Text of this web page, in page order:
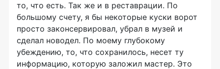
то, что есть. Так же и в реставрации. По
большому счету, я бы некоторые куски ворот
просто законсервировал, убрал в музей и
сделал новодел. По моему глубокому
убеждению, то, что сохранилось, несет ту
информацию, которую заложил мастер. Это